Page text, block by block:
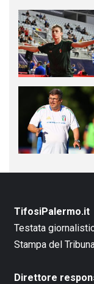
TifosiPalermo.it
Testata
Stampa del
Direttore